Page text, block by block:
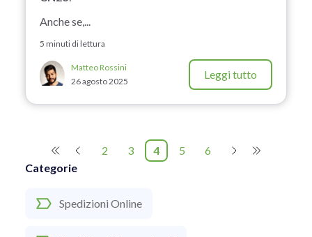
Categorie
Spedizioni Online
Anche se,...
5 minuti di lettura
Matteo Rossini
26 agosto 2025
Leggi tutto
2 3 4 5 6